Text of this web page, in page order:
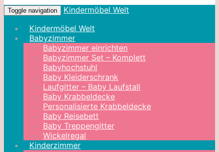
Toggle navigation
Kindermöbel Welt
Kindermöbel Welt
Babyzimmer
Babyzimmer einrichten
Babyzimmer Set – Komplett
Babyhochstuhl
Baby Kleiderschrank
Laufgitter – Baby Laufstall
Baby Krabbeldecke
Personalisierte Krabbeldecke
Baby Reisebett
Baby Treppengitter
Wickelregal
Kinderzimmer